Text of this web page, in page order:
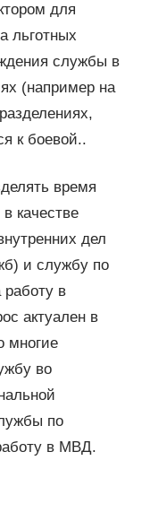
для
льготных
службы в
(например на
к боевой..
время
качестве
дел
и службу по
работу в
актуален в
многие
во
по
в МВД.